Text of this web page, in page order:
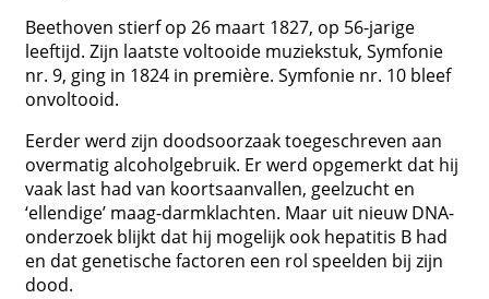
Beethoven stierf op 26 maart 1827, op 56-jarige
leeftijd. Zijn laatste voltooide muziekstuk, Symfonie
nr. 9, ging in 1824 in première. Symfonie nr. 10 bleef
onvoltooid.
Eerder werd zijn doodsoorzaak toegeschreven aan
overmatig alcoholgebruik. Er werd opgemerkt dat hij
vaak last had van koortsaanvallen, geelzucht en
‘ellendige’ maag-darmklachten. Maar uit nieuw DNA-
onderzoek blijkt dat hij mogelijk ook hepatitis B had
en dat genetische factoren een rol speelden bij zijn
dood.